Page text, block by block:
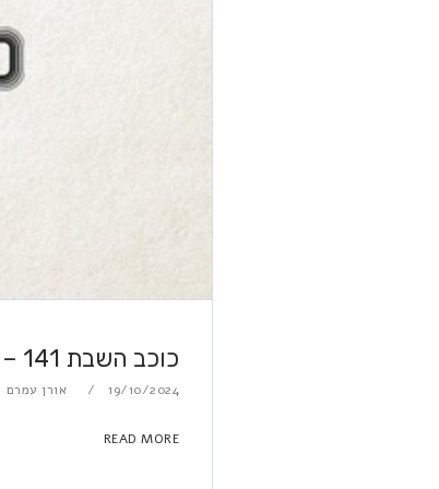
כוכב השבת 141 – טוני האדלי / ספנדאו בלט
19/10/2024 אורן עמרם
READ MORE
2x
1.5x
1x